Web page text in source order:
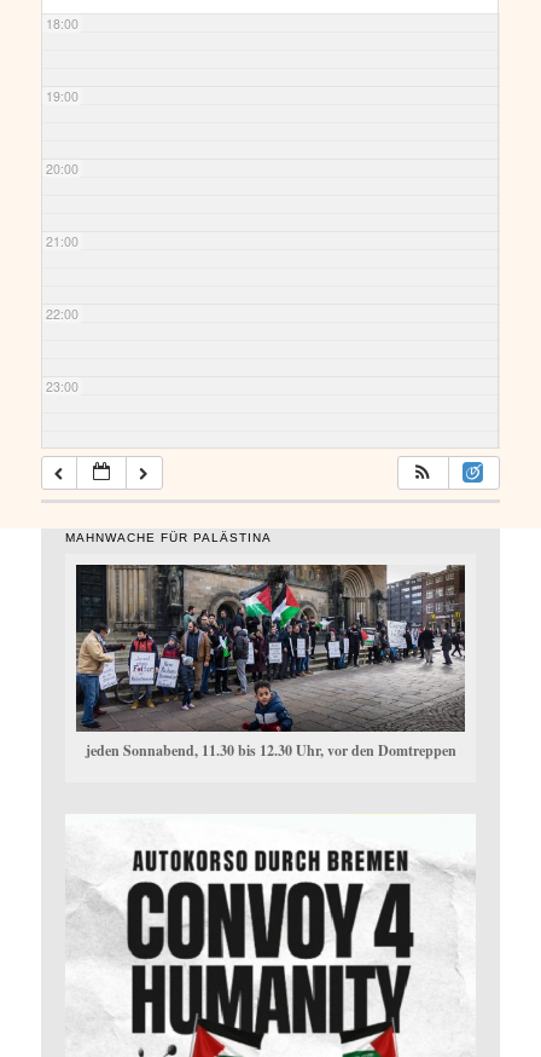
18:00
19:00
20:00
21:00
22:00
23:00
MAHNWACHE FÜR PALÄSTINA
jeden Sonnabend, 11.30 bis 12.30 Uhr, vor den Domtreppen